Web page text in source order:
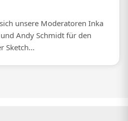
unsere Moderatoren Inka
Andy Schmidt für den
Sketch...